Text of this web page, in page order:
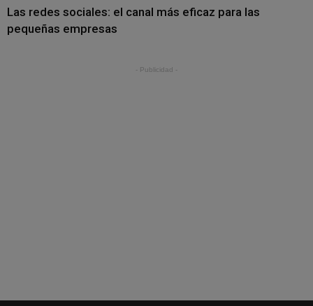
Las redes sociales: el canal más eficaz para las
pequeñas empresas
- Publicidad -